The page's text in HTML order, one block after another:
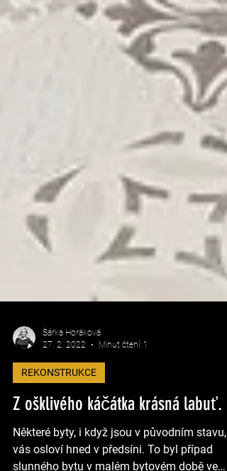
Šárka Horáková
27. 2. 2022
REKONSTRUKCE
Z ošklivého káčátka krásná labuť.
Některé byty, i když jsou v původním stavu,